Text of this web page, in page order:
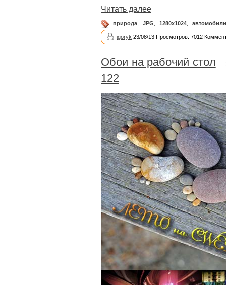
Читать далее
природа JPG 1280x1024 автомобили
igoryk 23/08/13 Просмотров: 7012
Обои на рабочий стол
122